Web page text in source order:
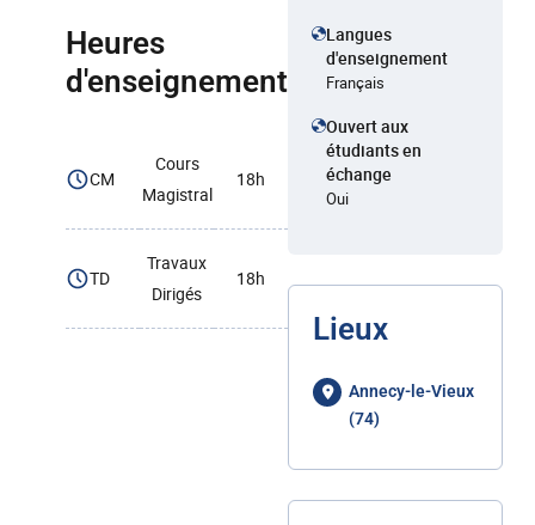
Heures
d'enseignement
CM
Cours
Magistral
18h
TD
Travaux
Dirigés
18h
Langues
d'enseignement
Français
Ouvert aux
étudiants en
échange
Oui
Lieux
Annecy-le-Vieux
(74)